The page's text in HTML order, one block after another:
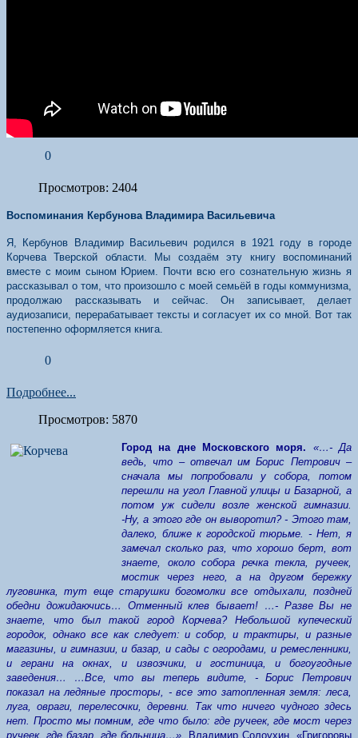
0
Просмотров: 2404
Воспоминания Кербунова Владимира Васильевича
Я, Кербунов Владимир Васильевич родился в 1921 году в городе
Корчева Тверской области. Мы создаём эту книгу воспоминаний
вместе с моим сыном Юрием. Почти всю его сознательную жизнь я
рассказывал о том, что произошло с моей семьёй в годы коммунизма,
продолжаю рассказывать и сейчас. Он записывает, делает
аудиозаписи, перерабатывает тексты и согласует их со мной. Вот так
постепенно оформляется книга.
0
Подробнее...
Просмотров: 5870
Город на дне Московского моря. «…- Да
ведь, что – отвечал им Борис Петрович –
сначала мы попробовали у собора, потом
перешли на угол Главной улицы и Базарной, а
потом уж сидели возле женской гимназии.
-Ну, а этого где он выворотил? - Этого там,
далеко, ближе к городской тюрьме. - Нет, я
замечал сколько раз, что хорошо берт, вот
знаете, около собора речка текла, ручеек,
мостик через него, а на другом бережку
луговинка, тут еще старушки богомолки все отдыхали, поздней
обедни дожидаючись… Отменный клев бывает! …- Разве Вы не
знаете, что был такой город Корчева? Небольшой купеческий
городок, однако все как следует: и собор, и трактиры, и разные
магазины, и гимназии, и базар, и сады с огородами, и ремесленники,
и герани на окнах, и извозчики, и гостиница, и богоугодные
заведения… …Все, что вы теперь видите, - Борис Петрович
показал на ледяные просторы, - все это затопленная земля: леса,
луга, овраги, перелесочки, деревни. Так что ничего чудного здесь
нет. Просто мы помним, где что было: где ручеек, где мост через
ручеек, где базар, где больница…». Владимир Солоухин, «Григоровы